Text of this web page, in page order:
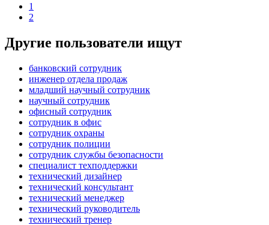
1
2
Другие пользователи ищут
банковский сотрудник
инженер отдела продаж
младший научный сотрудник
научный сотрудник
офисный сотрудник
сотрудник в офис
сотрудник охраны
сотрудник полиции
сотрудник службы безопасности
специалист техподдержки
технический дизайнер
технический консультант
технический менеджер
технический руководитель
технический тренер